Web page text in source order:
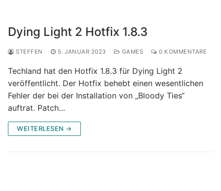
Dying Light 2 Hotfix 1.8.3
STEFFEN 5. JANUAR 2023 GAMES 0 KOMMENTARE
Techland hat den Hotfix 1.8.3 für Dying Light 2
veröffentlicht. Der Hotfix behebt einen wesentlichen
Fehler der bei der Installation von „Bloody Ties“
auftrat. Patch…
WEITERLESEN →